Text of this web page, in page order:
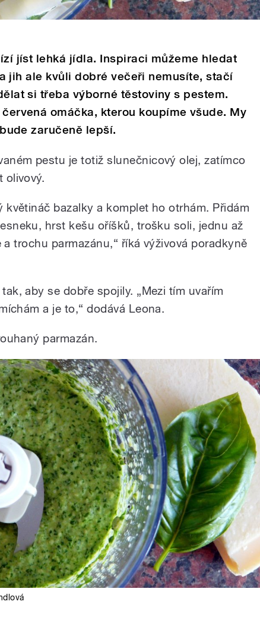
jíst lehká jídla. Inspiraci můžeme hledat
jih ale kvůli dobré večeři nemusíte, stačí
si třeba výborné těstoviny s pestem.
omáčka, kterou koupíme všude. My
zaručeně lepší.
pestu je totiž slunečnicový olej, zatímco
olivový.
květináč bazalky a komplet ho otrhám. Přidám
hrst kešu oříšků, trošku soli, jednu až
trochu parmazánu,“ říká výživová poradkyně
aby se dobře spojily. „Mezi tím uvařím
a je to,“ dodává Leona.
parmazán.